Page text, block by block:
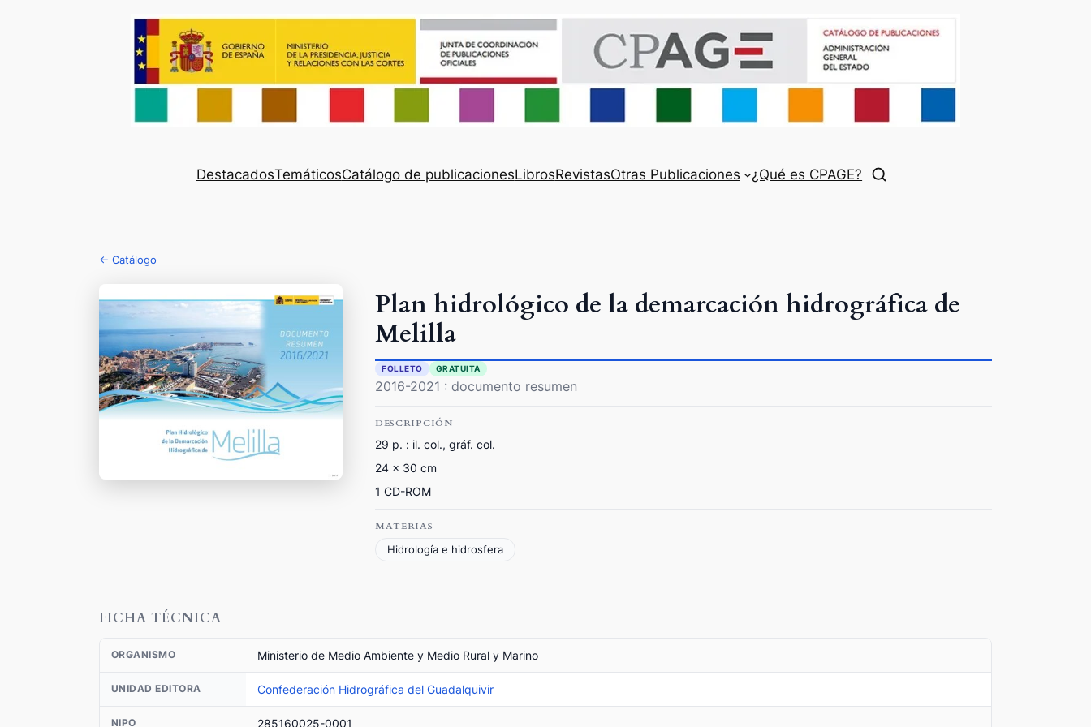
DestacadosTemáticosCatálogo de publicacionesLibrosRevistasOtras Publicaciones ¿Qué es CPAGE?
← Catálogo
Plan hidrológico de la demarcación hidrográfica de
Melilla
FOLLETO GRATUITA
2016-2021 : documento resumen
DESCRIPCIÓN
29 p. : il. col., gráf. col.
24 x 30 cm
1 CD-ROM
MATERIAS
Hidrología e hidrosfera
FICHA TÉCNICA
ORGANISMO Ministerio de Medio Ambiente y Medio Rural y Marino
UNIDAD EDITORA Confederación Hidrográfica del Guadalquivir
NIPO 285160025-0001